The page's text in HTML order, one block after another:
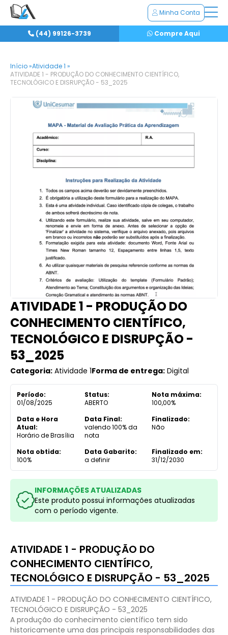
Minha Conta
(44) 99126-3739 Compre Aqui
Início »Atividade 1 »
ATIVIDADE 1 - PRODUÇÃO DO CONHECIMENTO CIENTÍFICO,
TECNOLÓGICO E DISRUPÇÃO - 53_2025
ATIVIDADE 1 - PRODUÇÃO DO
CONHECIMENTO CIENTÍFICO,
TECNOLÓGICO E DISRUPÇÃO -
53_2025
Categoria: Atividade 1Forma de entrega: Digital
Período:
01/08/2025
Status:
ABERTO
Nota máxima:
100,00%
Data e Hora
Atual:
Horário de Brasília
Data Final:
valendo 100% da
nota
Finalizado:
Não
Nota obtida:
100%
Data Gabarito:
a definir
Finalizado em:
31/12/2030
INFORMAÇÕES ATUALIZADAS
Este produto possui informações atualizadas
com o período vigente.
ATIVIDADE 1 - PRODUÇÃO DO
CONHECIMENTO CIENTÍFICO,
TECNOLÓGICO E DISRUPÇÃO - 53_2025
ATIVIDADE 1 - PRODUÇÃO DO CONHECIMENTO CIENTÍFICO,
TECNOLÓGICO E DISRUPÇÃO - 53_2025
A produção do conhecimento científico tem sido
historicamente uma das principais responsabilidades das